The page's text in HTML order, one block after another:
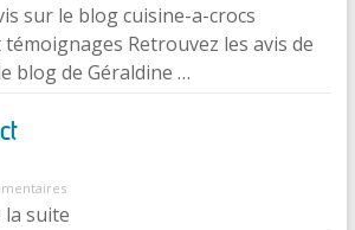
sur le blog cuisine-a-crocs
Retrouvez les avis de
blog de Géraldine …
suite